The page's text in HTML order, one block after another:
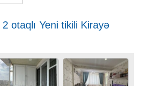
otaqlı Yeni tikili Kirayə